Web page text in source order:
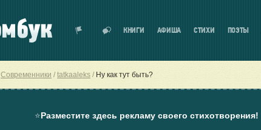
КНИГИ АФИША СТИХИ ПОЭТЫ
Современники tatkaaleks Ну как тут быть?
⭐Разместите здесь рекламу своего стихотворения!